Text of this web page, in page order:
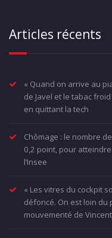
Articles récents
« Quand on arrive au
de Javel et le tabac
en quittant la tech
Chômage : le nombre
0,2 point, pour
l’Insee
« Les vitres du cockpit
défoncé. On est loin du
mouvementé de